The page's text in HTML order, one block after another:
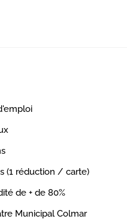
(1 réduction / carte)
de + de 80%
Municipal Colmar